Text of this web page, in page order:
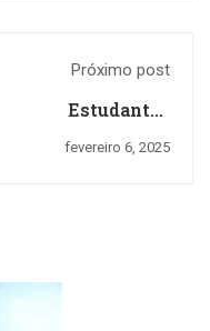
Próximo post
Estudantes
exploram novas
fevereiro 6, 2025